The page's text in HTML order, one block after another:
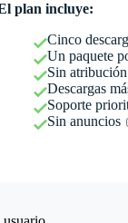
plan incluye:
Cinco
Un paquete
Sin
Descargas
Soporte
Sin anuncios